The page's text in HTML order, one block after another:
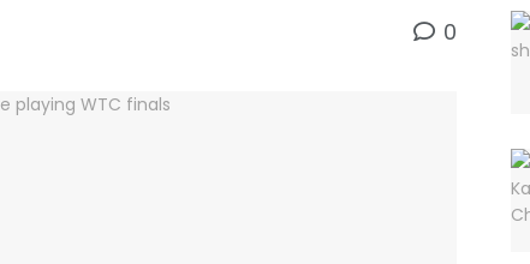
0